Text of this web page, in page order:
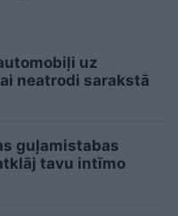
uz
neatrodi sarakstā
guļamistabas
tavu intīmo